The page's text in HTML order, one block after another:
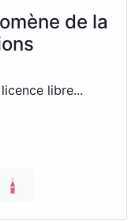
de la
libre...